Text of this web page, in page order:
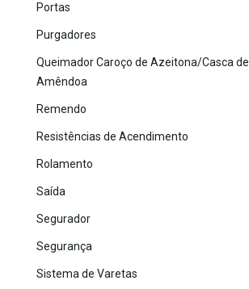
Portas
Purgadores
Queimador Caroço de Azeitona/Casca de
Amêndoa
Remendo
Resistências de Acendimento
Rolamento
Saída
Segurador
Segurança
Sistema de Varetas